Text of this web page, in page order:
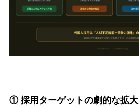
① 採用ターゲットの劇的な拡大